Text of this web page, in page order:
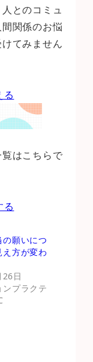
とのコミュ
関係のお悩
てみません
る
はこちらで
る
の願いにつ
方が変わ
日
ンプラクテ